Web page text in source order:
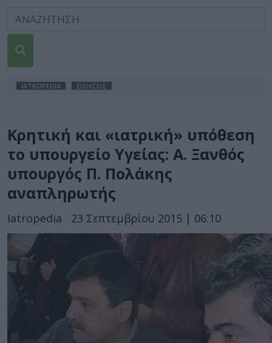
IATROPEDIA ΕΙΔΗΣΕΙΣ
Κρητική και «ιατρική» υπόθεση
το υπουργείο Υγείας: Α. Ξανθός
υπουργός Π. Πολάκης
αναπληρωτής
Iatropedia 23 Σεπτεμβρίου 2015 | 06:10